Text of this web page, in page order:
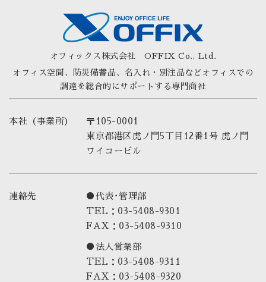
オフィックス株式会社 OFFIX Co., Ltd.
オフィス空間、防災備蓄品、名入れ・別注品など オフィスでの
調達を総合的にサポートする専門商社
本社（事業所）
〒105-0001
東京都港区虎ノ門5丁目12番1号 虎ノ門
ワイコービル
連絡先
●代表･管理部
TEL：03-5408-9301
FAX：03-5408-9310
●法人営業部
TEL：03-5408-9311
FAX：03-5408-9320